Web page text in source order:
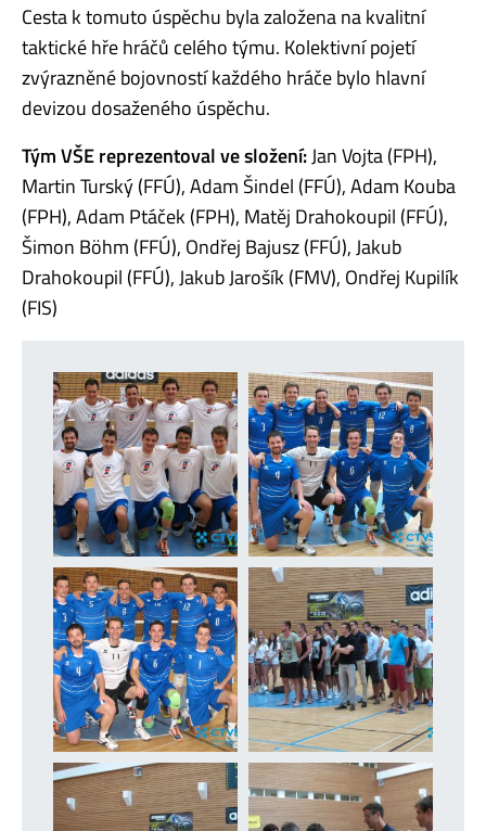
Cesta k tomuto úspěchu byla založena na kvalitní
taktické hře hráčů celého týmu. Kolektivní pojetí
zvýrazněné bojovností každého hráče bylo hlavní
devizou dosaženého úspěchu.
Tým VŠE reprezentoval ve složení:Jan Vojta (FPH),
Martin Turský (FFÚ), Adam Šindel (FFÚ), Adam Kouba
(FPH), Adam Ptáček (FPH), Matěj Drahokoupil (FFÚ),
Šimon Böhm (FFÚ), Ondřej Bajusz (FFÚ), Jakub
Drahokoupil (FFÚ), Jakub Jarošík (FMV), Ondřej Kupilík
(FIS)